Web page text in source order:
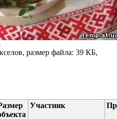
размер файла: 39 КБ,
Участник